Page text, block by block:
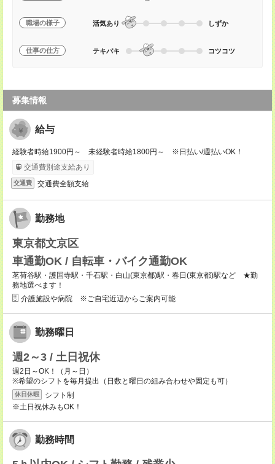
職場の様子 活気あり しずか
仕事の仕方 テキパキ コツコツ
募集情報
給与
経験者時給1900円～ 未経験者時給1800円～ ※日払い/週払いOK！
交通費別途支給あり
交通費 交通費全額支給
勤務地
東京都文京区
車通勤OK / 自転車・バイク通勤OK
茗荷谷駅・護国寺駅・千石駅・白山(東京都)駅・春日(東京都)駅など ★勤
務地選べます！
介護施設や病院 ※ご自宅近辺からご案内可能
勤務曜日
週2～3 / 土日祝休
週2日～OK！（月～日）
※希望のシフトを毎月提出（日数と曜日の組み合わせや固定も可）
休日休暇
シフト制
※土日祝休みもOK！
勤務時間